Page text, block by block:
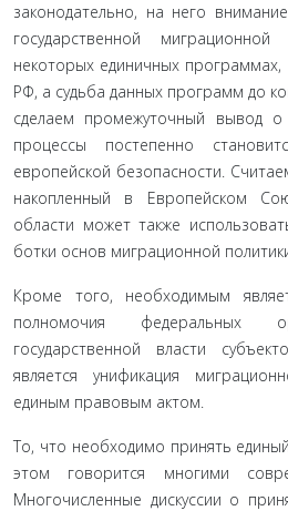
законодательно, на него
государственной
некоторых единичных
РФ, а судьба данных программ до
сделаем промежуточный вывод
процессы постепенно
европейской безопасности.
накопленный в Европейском
области может также
ботки основ миграционной
Кроме того, необходимым
полномочия федеральных
государственной власти
является унификация
единым правовым актом.
То, что необходимо принять
этом говорится многими
Многочисленные дискуссии о